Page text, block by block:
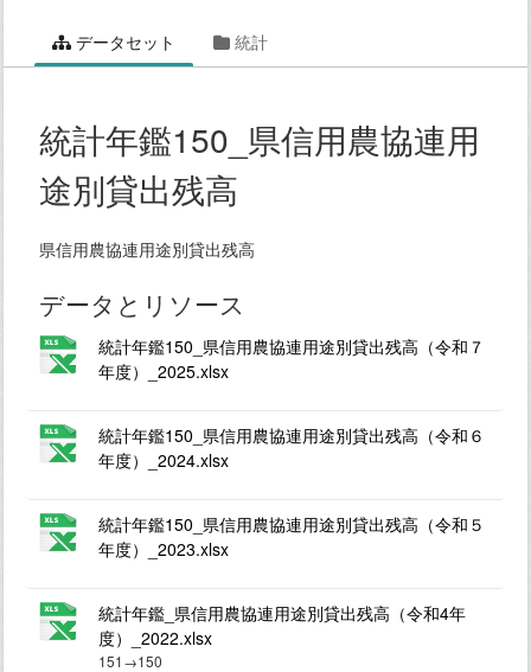
データセット 統計
統計年鑑150_県信用農協連用
途別貸出残高
県信用農協連用途別貸出残高
データとリソース
統計年鑑150_県信用農協連用途別貸出残高（令和７
年度）_2025.xlsx
統計年鑑150_県信用農協連用途別貸出残高（令和６
年度）_2024.xlsx
統計年鑑150_県信用農協連用途別貸出残高（令和５
年度）_2023.xlsx
統計年鑑_県信用農協連用途別貸出残高（令和4年
度）_2022.xlsx
151→150